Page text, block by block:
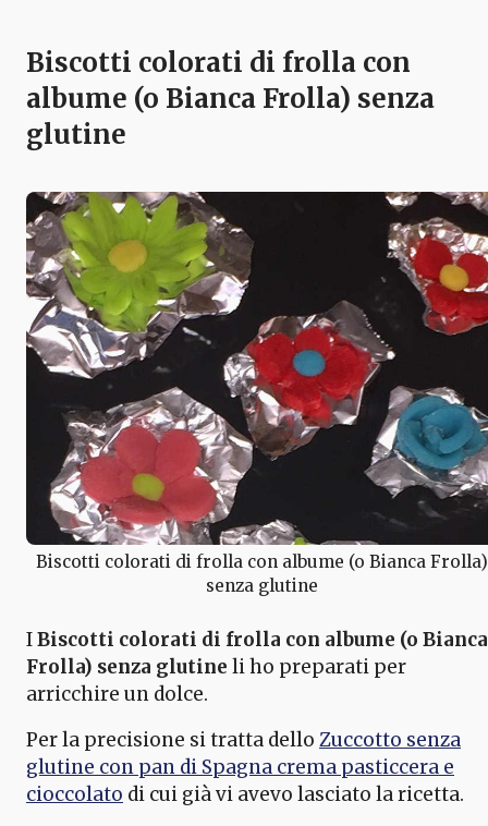
Biscotti colorati di frolla con
albume (o Bianca Frolla) senza
glutine
Biscotti colorati di frolla con albume (o Bianca Frolla)
senza glutine
IBiscotti colorati di frolla con albume (o Bianca
Frolla) senza glutine li ho preparati per
arricchire un dolce.
Per la precisione si tratta dello Zuccotto senza
glutine con pan di Spagna crema pasticcera e
cioccolato di cui già vi avevo lasciato la ricetta.